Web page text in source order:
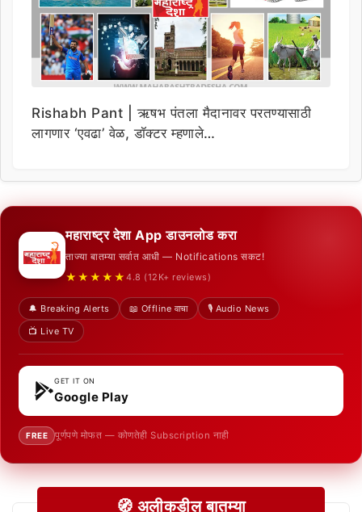
Rishabh Pant | ऋषभ पंतला मैदानावर परतण्यासाठी
लागणार ‘एवढा’ वेळ, डॉक्टर म्हणाले…
महाराष्ट्र देशा App डाउनलोड करा
ताज्या बातम्या सर्वात आधी — Notifications सकट!
★★★★★ 4.8 (12K+ reviews)
🔔 Breaking Alerts 📖 Offline वाचा
🎙️ Audio News
📺 Live TV
GET IT ON
Google Play
FREE पूर्णपणे मोफत — कोणतेही Subscription नाही
🧭 अलीकडील बातम्या